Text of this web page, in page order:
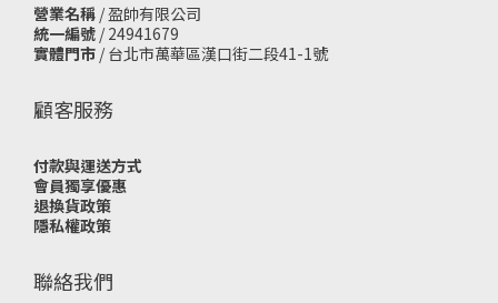
營業名稱 / 盈帥有限公司
統一編號 / 24941679
實體門市 / 台北市萬華區漢口街二段41-1號
顧客服務
付款與運送方式
會員獨享優惠
退換貨政策
隱私權政策
聯絡我們